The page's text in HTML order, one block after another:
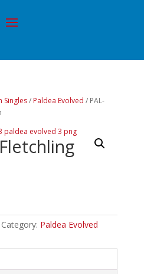
Singles/ Paldea Evolved / PAL-
Category: Paldea Evolved